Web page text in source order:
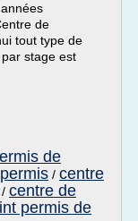
de
tout type de
stage est
de
/ centre
/ centre de
permis de